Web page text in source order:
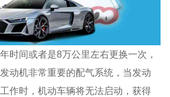
时间或者是8万公里左右更换一次，
动机非常重要的配气系统，当发动
作时，机动车辆将无法启动，获得